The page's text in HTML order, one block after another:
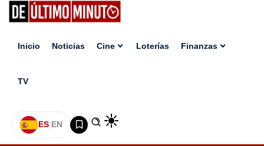
Inicio Noticias Cine Loterías Finanzas
TV
ES|EN